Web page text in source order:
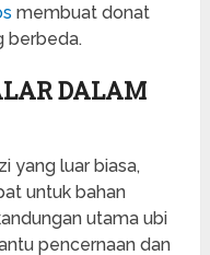
membuat donat
berbeda.
DALAM
yang luar biasa,
untuk bahan
utama ubi
pencernaan dan